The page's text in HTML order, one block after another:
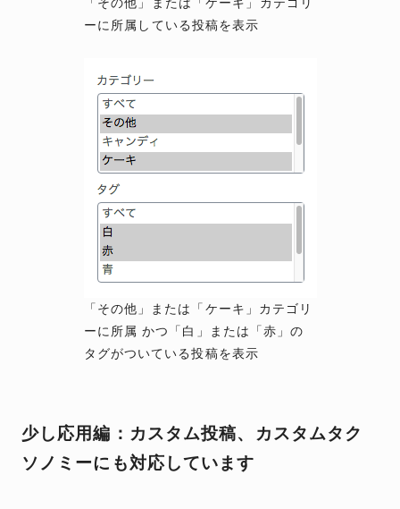
「その他」または「ケーキ」カテゴリ
ーに所属している投稿を表示
「その他」または「ケーキ」カテゴリ
ーに所属 かつ「白」または「赤」の
タグがついている投稿を表示
少し応用編：カスタム投稿、カスタムタク
ソノミーにも対応しています